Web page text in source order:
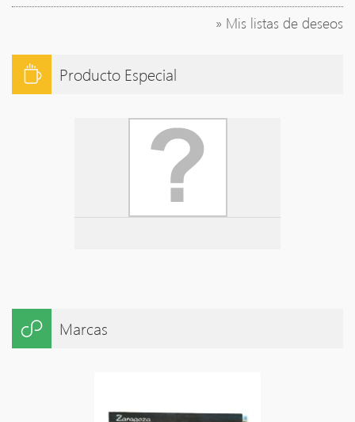
» Mis listas de deseos
Producto Especial
Marcas